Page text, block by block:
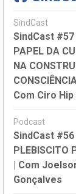
SindCast
SindCast #57
PAPEL DA
NA
Com Ciro Hip
Podcast
SindCast #56
PLEBISCITO
| Com
Gonçalves